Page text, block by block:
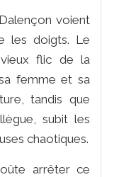
voient
les doigts. Le
flic de la
femme et sa
tandis que
subit les
chaotiques.
arrêter ce